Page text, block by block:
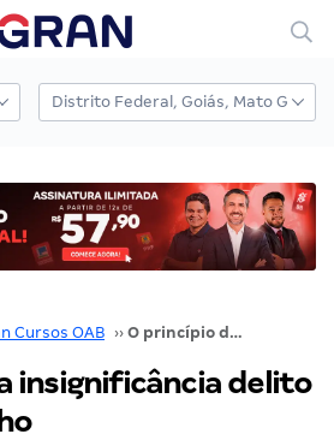
Cursos OAB ›› O princípio da insignificância delito de descaminho
insignificância delito